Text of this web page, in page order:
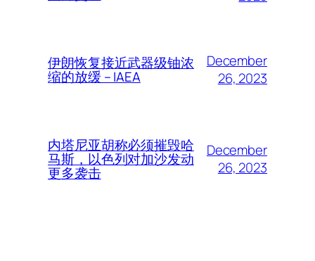
伊朗恢复接近武器级铀浓
缩的放缓 – IAEA
December
26, 2023
内塔尼亚胡称必须摧毁哈
马斯，以色列对加沙发动
更多袭击
December
26, 2023